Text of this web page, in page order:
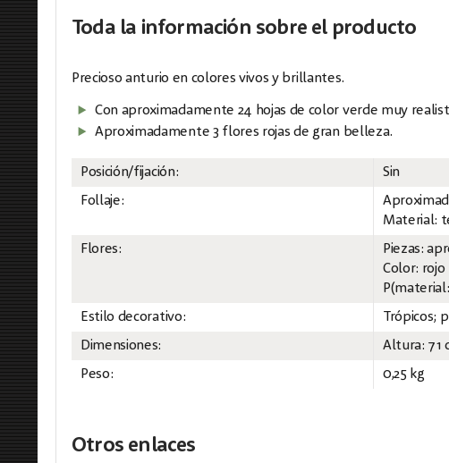
Toda la información sobre el producto
Precioso anturio en colores vivos y brillantes.
Con aproximadamente 24 hojas de color verde muy
Aproximadamente 3 flores rojas de gran belleza.
Posición/fijación:
Sin
Follaje:
Material:
Flores:
Piezas:
Color: rojo
Estilo decorativo:
Trópicos;
Dimensiones:
Altura: 71
Peso:
0,25 kg
Otros enlaces